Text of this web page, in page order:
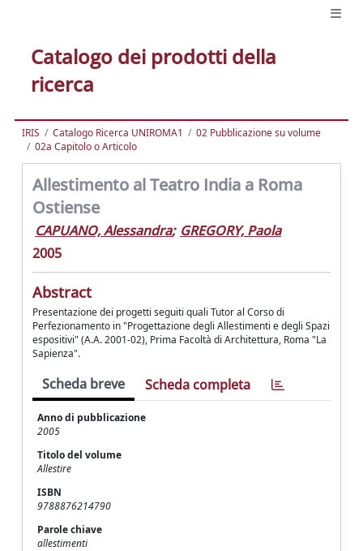
Catalogo dei prodotti della
ricerca
IRIS Catalogo Ricerca UNIROMA1
02 Pubblicazione su volume
02a Capitolo o Articolo
Allestimento al Teatro India a Roma
Ostiense
CAPUANO, Alessandra; GREGORY, Paola
2005
Abstract
Presentazione dei progetti seguiti quali Tutor al Corso di
Perfezionamento in "Progettazione degli Allestimenti e degli Spazi
espositivi" (A.A. 2001-02), Prima Facoltà di Architettura, Roma "La
Sapienza".
Scheda breve Scheda completa
Anno di pubblicazione
2005
Titolo del volume
Allestire
ISBN
9788876214790
Parole chiave
allestimenti